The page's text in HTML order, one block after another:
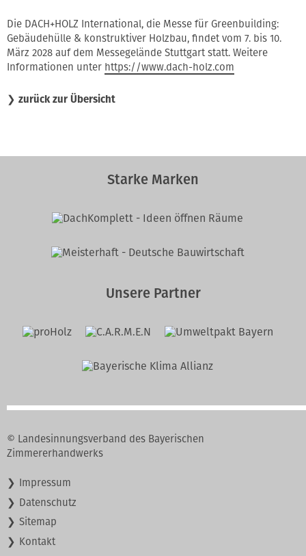
Die DACH+HOLZ International, die Messe für Greenbuilding:
Gebäudehülle & konstruktiver Holzbau, findet vom 7. bis 10.
März 2028 auf dem Messegelände Stuttgart statt. Weitere
Informationen unter https://www.dach-holz.com
❯ zurück zur Übersicht
Starke Marken
Unsere Partner
© Landesinnungsverband des Bayerischen
Zimmererhandwerks
Navigation
Impressum
Datenschutz
Sitemap
Kontakt